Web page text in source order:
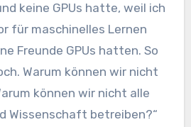
keine GPUs hatte, weil ich
für maschinelles Lernen
Freunde GPUs hatten. So
Warum können wir nicht
können wir nicht alle
Wissenschaft betreiben?“